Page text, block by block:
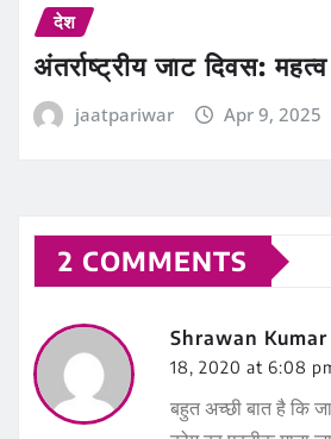
देश
अंतर्राष्ट्रीय जाट दिवस:
jaatpariwar Apr 9, 2025
2 COMMENTS
Shrawan
18, 2020 at 6:08
बहुत अच्छी बात है कि